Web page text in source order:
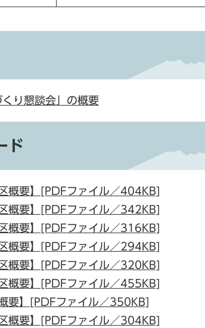
り懇談会」の概要
ド
区概要】[PDFファイル／404KB]
区概要】[PDFファイル／342KB]
区概要】[PDFファイル／316KB]
区概要】[PDFファイル／294KB]
区概要】[PDFファイル／320KB]
区概要】[PDFファイル／455KB]
概要】[PDFファイル／350KB]
区概要】[PDFファイル／304KB]